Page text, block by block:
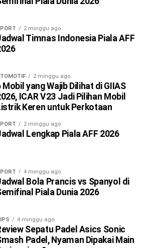
2 minggu ago
Timnas Indonesia Piala AFF
2 minggu ago
Mobil yang Wajib Dilihat di GIIAS
ICAR V23 Jadi Pilihan Mobil
Keren untuk Perkotaan
2 minggu ago
Lengkap Piala AFF 2026
4 minggu ago
Bola Prancis vs Spanyol di
Piala Dunia 2026
4 minggu ago
Sepatu Padel Asics Sonic
Padel, Nyaman Dipakai Main